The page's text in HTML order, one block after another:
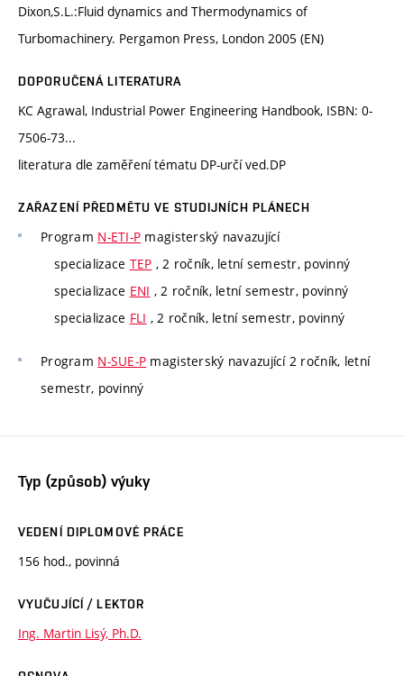
Dixon,S.L.:Fluid dynamics and Thermodynamics of
Turbomachinery. Pergamon Press, London 2005 (EN)
DOPORUČENÁ LITERATURA
KC Agrawal, Industrial Power Engineering Handbook, ISBN: 0-
7506-73...
literatura dle zaměření tématu DP-určí ved.DP
ZAŘAZENÍ PŘEDMĚTU VE STUDIJNÍCH PLÁNECH
Program N-ETI-P magisterský navazující
specializace TEP , 2 ročník, letní semestr, povinný
specializace ENI , 2 ročník, letní semestr, povinný
specializace FLI , 2 ročník, letní semestr, povinný
Program N-SUE-P magisterský navazující 2 ročník, letní
semestr, povinný
Typ (způsob) výuky
VEDENÍ DIPLOMOVÉ PRÁCE
156 hod., povinná
VYUČUJÍCÍ / LEKTOR
Ing. Martin Lisý, Ph.D.